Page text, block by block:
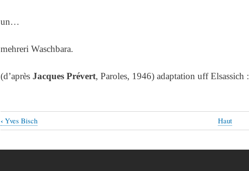
un…
mehreri Waschbara.
(d’après Jacques Prévert, Paroles, 1946) adaptation uff Elsassich :
Liens
‹Yves Bisch Haut